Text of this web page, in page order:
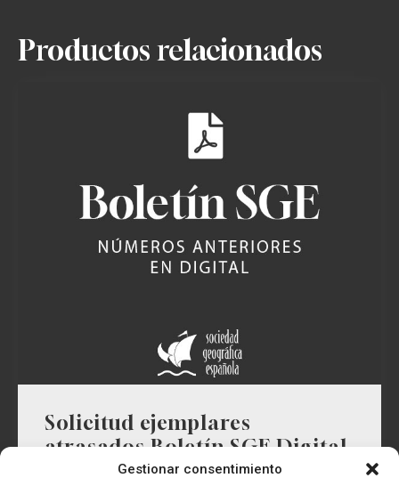
Gestionar consentimiento
Productos relacionados
Solicitud ejemplares
atrasados Boletín SGE Digital